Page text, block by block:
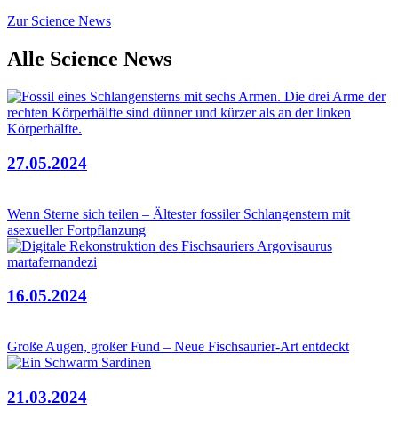
Zur Science News
Alle Science News
27.05.2024
Wenn Sterne sich teilen – Ältester fossiler Schlangenstern mit
asexueller Fortpflanzung
16.05.2024
Große Augen, großer Fund – Neue Fischsaurier-Art entdeckt
21.03.2024